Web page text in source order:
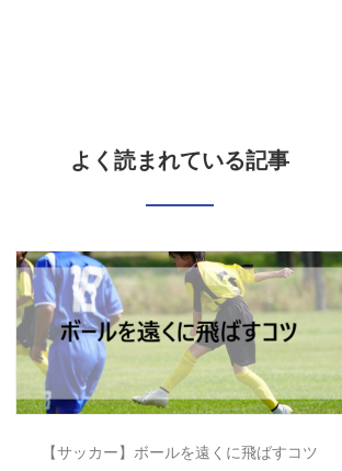
よく読まれている記事
【サッカー】ボールを遠くに飛ばすコツ